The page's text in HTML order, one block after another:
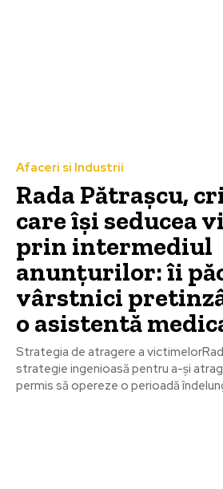
Afaceri si Industrii
Rada Pătrașcu,
care își seducea
prin intermediul
anunțurilor: îi
vârstnici
o asistentă
Strategia de atragere a
strategie ingenioasă pentru a-și
permis să opereze o perioadă